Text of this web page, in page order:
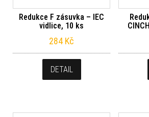
Redukce F zásuvka – IEC
vidlice, 10 ks
284 Kč
DETAIL